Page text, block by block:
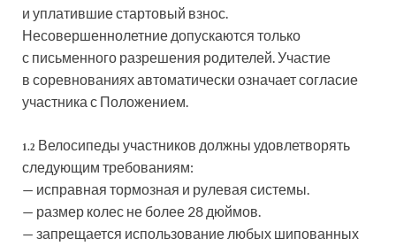
и уплатившие стартовый взнос.
Несовершеннолетние допускаются только
с письменного разрешения родителей. Участие
в соревнованиях автоматически означает согласие
участника с Положением.
1.2 Велосипеды участников должны удовлетворять
следующим требованиям:
— исправная тормозная и рулевая системы.
— размер колес не более 28 дюймов.
— запрещается использование любых шипованных